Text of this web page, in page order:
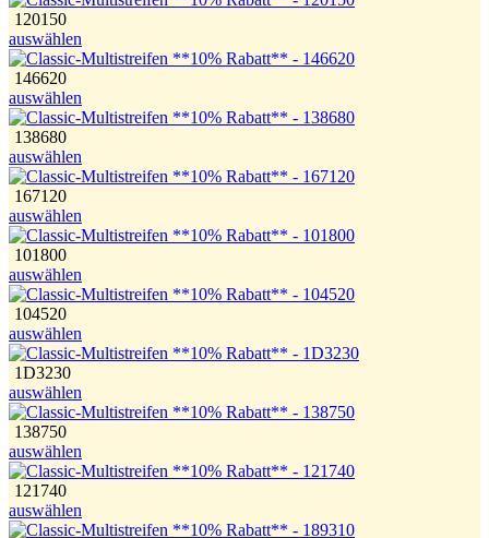
120150
auswählen
146620
auswählen
138680
auswählen
167120
auswählen
101800
auswählen
104520
auswählen
1D3230
auswählen
138750
auswählen
121740
auswählen